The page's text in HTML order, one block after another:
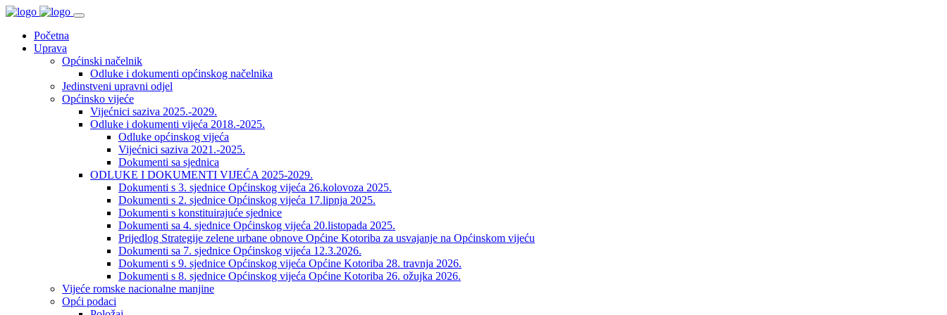
Početna
Uprava
Općinski načelnik
Odluke i dokumenti općinskog načelnika
Jedinstveni upravni odjel
Općinsko vijeće
Vijećnici saziva 2025.-2029.
Odluke i dokumenti vijeća 2018.-2025.
Odluke općinskog vijeća
Vijećnici saziva 2021.-2025.
Dokumenti sa sjednica
ODLUKE I DOKUMENTI VIJEĆA 2025-2029.
Dokumenti s 3. sjednice Općinskog vijeća 26.kolovoza 2025.
Dokumenti s 2. sjednice Općinskog vijeća 17.lipnja 2025.
Dokumenti s konstituirajuće sjednice
Dokumenti sa 4. sjednice Općinskog vijeća 20.listopada 2025.
Prijedlog Strategije zelene urbane obnove Općine Kotoriba za usvajanje na Općinskom vijeću
Dokumenti sa 7. sjednice Općinskog vijeća 12.3.2026.
Dokumenti s 9. sjednice Općinskog vijeća Općine Kotoriba 28. travnja 2026.
Dokumenti s 8. sjednice Općinskog vijeća Općine Kotoriba 26. ožujka 2026.
Vijeće romske nacionalne manjine
Opći podaci